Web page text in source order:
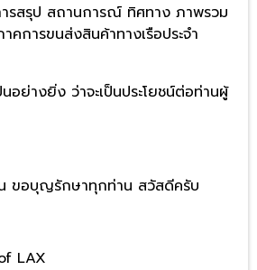
รสรุป สถานการณ์ ทิศทาง ภาพรวม
คการขนส่งสินค้าทางเรือประจำ
อย่างยิ่ง ว่าจะเป็นประโยชน์ต่อท่านผู้
ขอบุญรักษาทุกท่าน สวัสดีครับ
LAX